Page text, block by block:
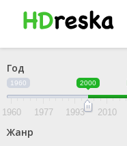
Год
1960 2000
1960 1977 1993 2010
Жанр